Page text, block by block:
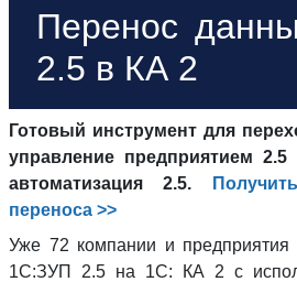
Перенос
2.5 в КА 2
Готовый инструмент для
управление предприятием
автоматизация 2.5.
переноса >>
Уже 72 компании и
1С:ЗУП 2.5 на 1С: КА 2 с